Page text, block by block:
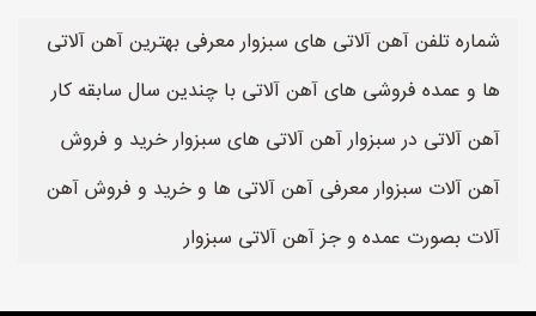
شماره تلفن آهن آلاتی های سبزوار معرفی بهترین آهن آلاتی
ها و عمده فروشی های آهن آلاتی با چندین سال سابقه کار
آهن آلاتی در سبزوار آهن آلاتی های سبزوار خرید و فروش
آهن آلات سبزوار معرفی آهن آلاتی ها و خرید و فروش آهن
آلات بصورت عمده و جز آهن آلاتی سبزوار